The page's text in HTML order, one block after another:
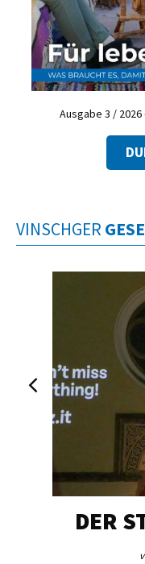
Ausgabe 3 / 2026
VINSCHGER
DER